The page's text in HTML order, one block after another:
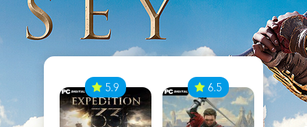
5.9 6.5